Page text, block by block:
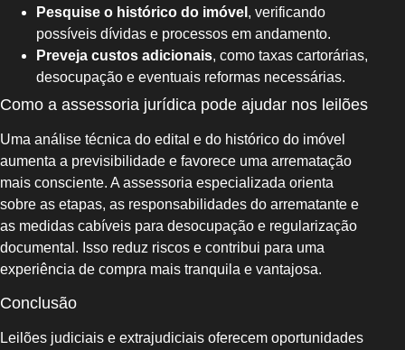
Pesquise o histórico do imóvel , verificando
possíveis dívidas e processos em andamento.
Preveja custos adicionais, como taxas cartorárias,
desocupação e eventuais reformas necessárias.
Como a assessoria jurídica pode ajudar nos leilões
Uma análise técnica do edital e do histórico do imóvel
aumenta a previsibilidade e favorece uma arrematação
mais consciente. A assessoria especializada orienta
sobre as etapas, as responsabilidades do arrematante e
as medidas cabíveis para desocupação e regularização
documental. Isso reduz riscos e contribui para uma
experiência de compra mais tranquila e vantajosa.
Conclusão
Leilões judiciais e extrajudiciais oferecem oportunidades